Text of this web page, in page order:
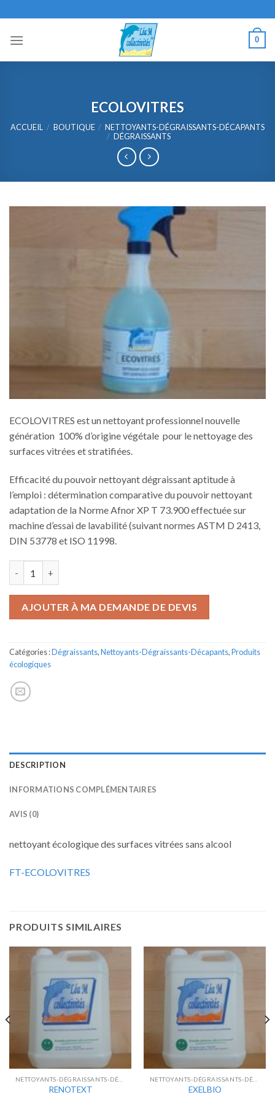
to
content
0
ECOLOVITRES
ACCUEIL / BOUTIQUE / NETTOYANTS-DÉGRAISSANTS-DÉCAPANTS
/ DÉGRAISSANTS
ECOLOVITRES est un nettoyant professionnel nouvelle
génération 100% d’origine végétale pour le nettoyage des
surfaces vitrées et stratifiées.
Efficacité du pouvoir nettoyant dégraissant aptitude à
l’emploi : détermination comparative du pouvoir nettoyant
adaptation de la Norme Afnor XP T 73.900 effectuée sur
machine d’essai de lavabilité (suivant normes ASTM D 2413,
DIN 53778 et ISO 11998.
AJOUTER À MA DEMANDE DE DEVIS
Catégories :Dégraissants,Nettoyants-Dégraissants-Décapants,Produits
écologiques
DESCRIPTION
INFORMATIONS COMPLÉMENTAIRES
AVIS (0)
nettoyant écologique des surfaces vitrées sans alcool
FT-ECOLOVITRES
PRODUITS SIMILAIRES
RENOTEXT EXELBIO